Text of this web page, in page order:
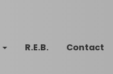
R.E.B. Contact